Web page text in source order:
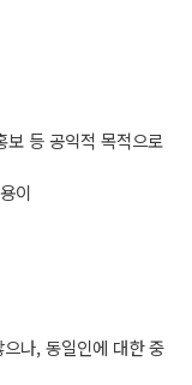
등 공익적 목적으로
이
나, 동일인에 대한 중